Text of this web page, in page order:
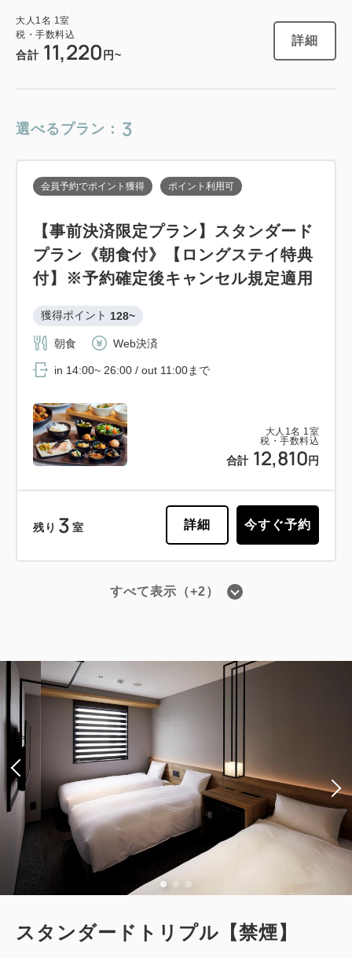
大人1名1室
税・手数料込
合計 21,250円
スタンダードプラン 《 素泊り 》 【ロ
素泊まり
残り 1 室
大人 1 名 1 室
税・手数料込
合計 11,220 円~
詳細
選べるプラン： 3
大人 1 名 1 室
税・手数料込
合計 12,810 円
会員予約でポイント獲得 ポイント利用可
【事前決済限定プラン】スタンダード
プラン《朝食付》【ロングステイ特典
付】※予約確定後キャンセル規定適用
獲得ポイント 128~
朝食 Web決済
in 14:00~ 26:00 / out 11:00まで
残り 3 室 詳細 今すぐ予約
室
11,220
プラン《素泊り》【ロングステイ特典
付】※予約確定後キャンセル規定適用
獲得ポイント 112~
素泊まり Web決済
in 14:00~ 26:00 / out 11:00まで
残り 3 室 詳細 今すぐ予約
すべて表示（+2）
スタンダードトリプル【禁煙】